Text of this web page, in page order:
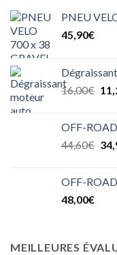
PNEU
45,90€
16,00€ Le
OFF-
44,60€ Le
OFF-
48,00€
MEILLEURES